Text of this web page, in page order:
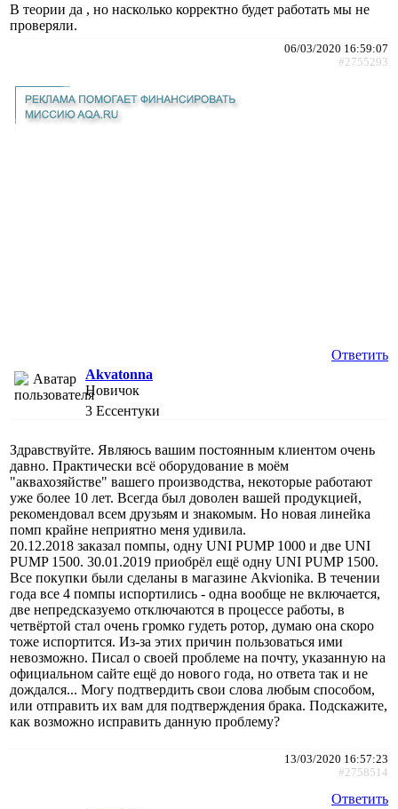
В теории да , но насколько корректно будет работать мы не
проверяли.
06/03/2020 16:59:07
#2755293
Ответить
Akvatonna
Новичок
3 Ессентуки
Здравствуйте. Являюсь вашим постоянным клиентом очень
давно. Практически всё оборудование в моём
"аквахозяйстве" вашего производства, некоторые работают
уже более 10 лет. Всегда был доволен вашей продукцией,
рекомендовал всем друзьям и знакомым. Но новая линейка
помп крайне неприятно меня удивила.
20.12.2018 заказал помпы, одну UNI PUMP 1000 и две UNI
PUMP 1500. 30.01.2019 приобрёл ещё одну UNI PUMP 1500.
Все покупки были сделаны в магазине Akvionika. В течении
года все 4 помпы испортились - одна вообще не включается,
две непредсказуемо отключаются в процессе работы, в
четвёртой стал очень громко гудеть ротор, думаю она скоро
тоже испортится. Из-за этих причин пользоваться ими
невозможно. Писал о своей проблеме на почту, указанную на
официальном сайте ещё до нового года, но ответа так и не
дождался... Могу подтвердить свои слова любым способом,
или отправить их вам для подтверждения брака. Подскажите,
как возможно исправить данную проблему?
13/03/2020 16:57:23
#2758514
Ответить